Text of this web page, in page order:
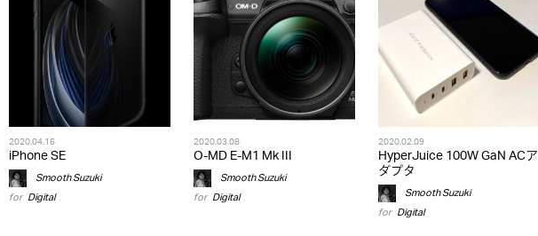
2020.04.16
iPhone SE
Smooth Suzuki
for Digital
2020.03.08
O-MD E-M1 Mk III
Smooth Suzuki
for Digital
2020.02.09
HyperJuice 100W GaN ACア
ダプタ
Smooth Suzuki
for Digital